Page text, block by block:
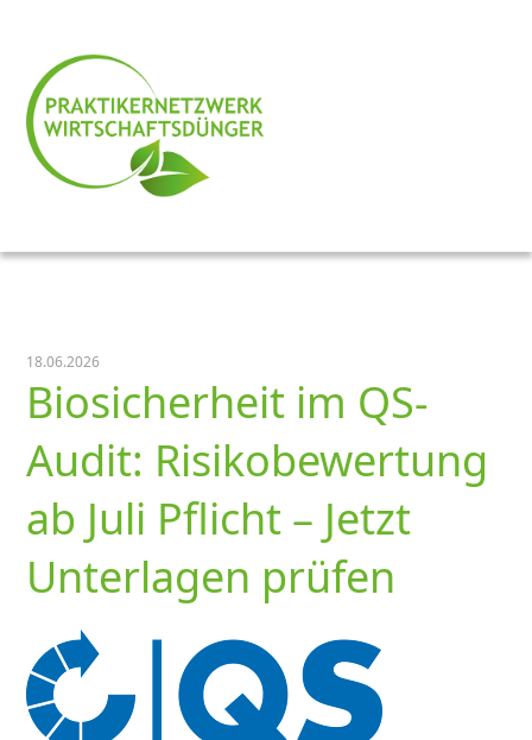
18.06.2026
Biosicherheit im QS-
Audit: Risikobewertung
ab Juli Pflicht – Jetzt
Unterlagen prüfen